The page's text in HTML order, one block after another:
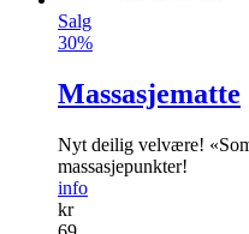
Salg
30%
Massasjematte
Nyt deilig velvære!
massasjepunkter!
info
kr